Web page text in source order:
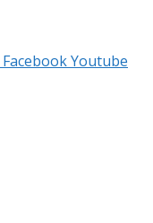
FacebookYoutube